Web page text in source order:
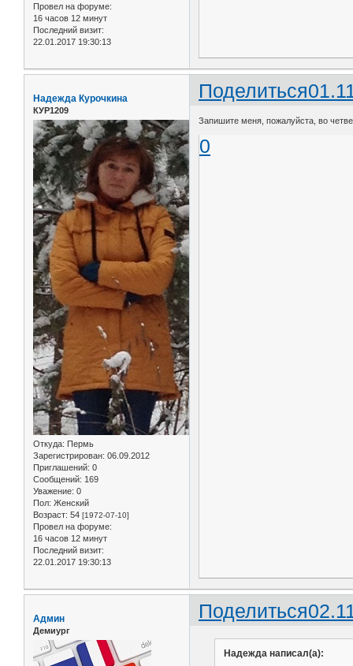
Провел на форуме:
16 часов 12 минут
Последний визит:
22.01.2017 19:30:13
Поделиться
Надежда Курочкина
КУР1209
Откуда: Пермь
Зарегистрирован: 06.09.2012
Приглашений: 0
Сообщений: 169
Уважение: 0
Пол: Женский
Возраст: 54 [1972-07-10]
Провел на форуме:
16 часов 12 минут
Последний визит:
22.01.2017 19:30:13
Запишите меня, пожалуйста, во
0
Поделиться
Админ
Демиург
Надежда написал(а):